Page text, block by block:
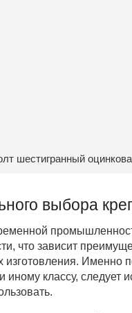
шестигранный
выбора
что зависит
изготовления. Именно
классу, следует